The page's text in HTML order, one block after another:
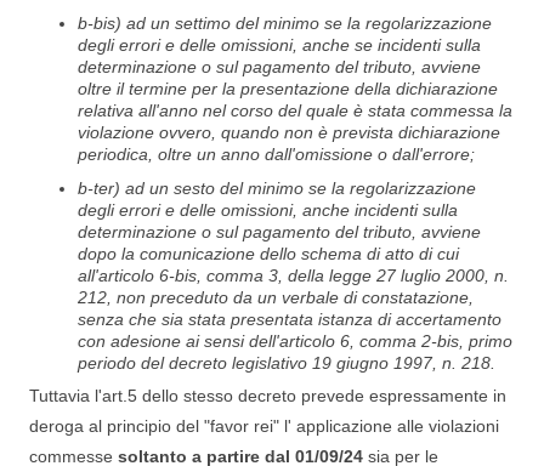
b-bis) ad un settimo del minimo se la regolarizzazione
degli errori e delle omissioni, anche se incidenti sulla
determinazione o sul pagamento del tributo, avviene
oltre il termine per la presentazione della dichiarazione
relativa all'anno nel corso del quale è stata commessa la
violazione ovvero, quando non è prevista dichiarazione
periodica, oltre un anno dall'omissione o dall'errore;
b-ter) ad un sesto del minimo se la regolarizzazione
degli errori e delle omissioni, anche incidenti sulla
determinazione o sul pagamento del tributo, avviene
dopo la comunicazione dello schema di atto di cui
all'articolo 6-bis, comma 3, della legge 27 luglio 2000, n.
212, non preceduto da un verbale di constatazione,
senza che sia stata presentata istanza di accertamento
con adesione ai sensi dell'articolo 6, comma 2-bis, primo
periodo del decreto legislativo 19 giugno 1997, n. 218.
Tuttavia l'art.5 dello stesso decreto prevede espressamente in
deroga al principio del "favor rei" l' applicazione alle violazioni
commesse soltanto a partire dal 01/09/24 sia per le